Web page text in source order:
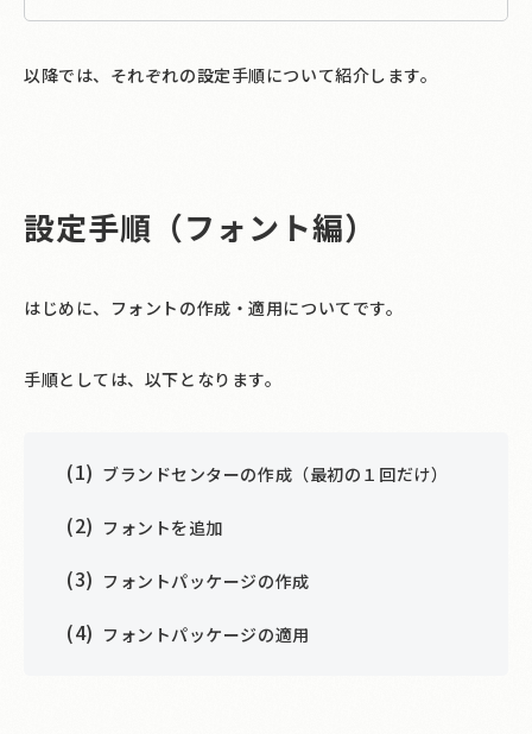
以降では、それぞれの設定手順について紹介します。
設定手順（フォント編）
はじめに、フォントの作成・適用についてです。
手順としては、以下となります。
ブランドセンターの作成（最初の１回だけ）
フォントを追加
フォントパッケージの作成
フォントパッケージの適用